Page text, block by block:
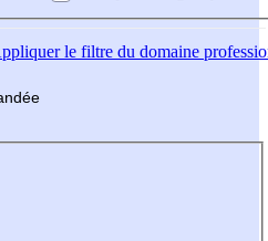
le filtre du domaine